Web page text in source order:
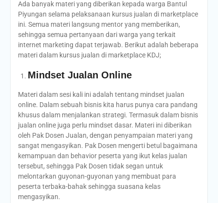
Ada banyak materi yang diberikan kepada warga Bantul
Piyungan selama pelaksanaan kursus jualan di marketplace
ini. Semua materi langsung mentor yang memberikan,
sehingga semua pertanyaan dari warga yang terkait
internet marketing dapat terjawab. Berikut adalah beberapa
materi dalam kursus jualan di marketplace KDJ;
Mindset Jualan Online
Materi dalam sesi kali ini adalah tentang mindset jualan
online. Dalam sebuah bisnis kita harus punya cara pandang
khusus dalam menjalankan strategi. Termasuk dalam bisnis
jualan online juga perlu mindset dasar. Materi ini diberikan
oleh Pak Dosen Jualan, dengan penyampaian materi yang
sangat mengasyikan. Pak Dosen mengerti betul bagaimana
kemampuan dan behavior peserta yang ikut kelas jualan
tersebut, sehingga Pak Dosen tidak segan untuk
melontarkan guyonan-guyonan yang membuat para
peserta terbaka-bahak sehingga suasana kelas
mengasyikan.